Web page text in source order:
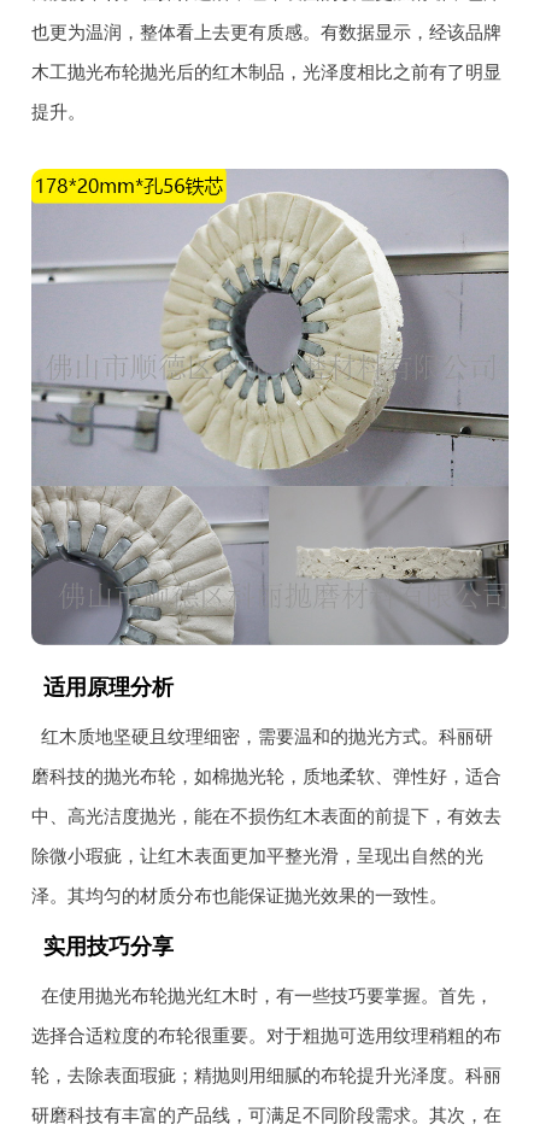
也更为温润，整体看上去更有质感。有数据显示，经该品牌
木工抛光布轮抛光后的红木制品，光泽度相比之前有了明显
提升。
适用原理分析
红木质地坚硬且纹理细密，需要温和的抛光方式。科丽研
磨科技的抛光布轮，如棉抛光轮，质地柔软、弹性好，适合
中、高光洁度抛光，能在不损伤红木表面的前提下，有效去
除微小瑕疵，让红木表面更加平整光滑，呈现出自然的光
泽。其均匀的材质分布也能保证抛光效果的一致性。
实用技巧分享
在使用抛光布轮抛光红木时，有一些技巧要掌握。首先，
选择合适粒度的布轮很重要。对于粗抛可选用纹理稍粗的布
轮，去除表面瑕疵；精抛则用细腻的布轮提升光泽度。科丽
研磨科技有丰富的产品线，可满足不同阶段需求。其次，在